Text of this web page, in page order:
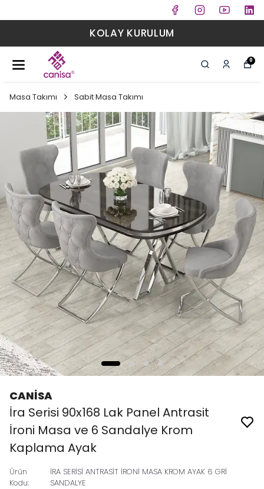
KOLAY KURULUM
0
Masa Takımı Sabit Masa Takımı
CANİSA
İra Serisi 90x168 Lak Panel Antrasit
İroni Masa ve 6 Sandalye Krom
Kaplama Ayak
Ürün
Kodu:
İRA SERİSİ ANTRASİT İRONİ MASA KROM AYAK 6 GRİ
SANDALYE